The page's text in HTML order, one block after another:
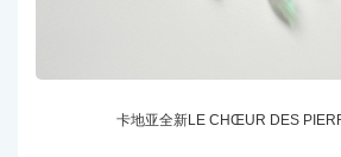
卡地亚全新LE CHŒUR DES